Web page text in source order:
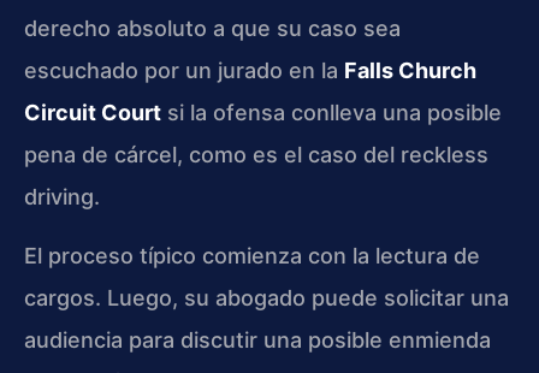
derecho absoluto a que su caso sea
escuchado por un jurado en la Falls Church
Circuit Court si la ofensa conlleva una posible
pena de cárcel, como es el caso del reckless
driving.
El proceso típico comienza con la lectura de
cargos. Luego, su abogado puede solicitar una
audiencia para discutir una posible enmienda